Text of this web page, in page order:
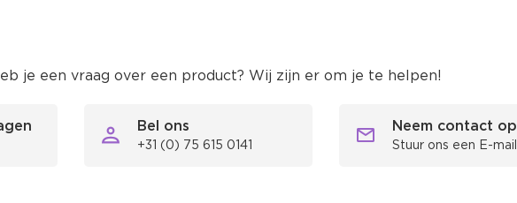
binnen Nederland en België vanaf €59,95
je een vraag over een product? Wij zijn er om je te helpen!
Bel ons
+31 (0) 75 615 0141
Neem contact op
Stuur ons een E-mail